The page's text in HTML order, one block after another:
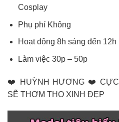
Cosplay
Phụ phí Không
Hoạt động 8h sáng đến 12h
Làm việc 30p – 50p
❤️ HUỲNH HƯƠNG ❤️ CỰC
SẼ THƠM THO XINH ĐẸP